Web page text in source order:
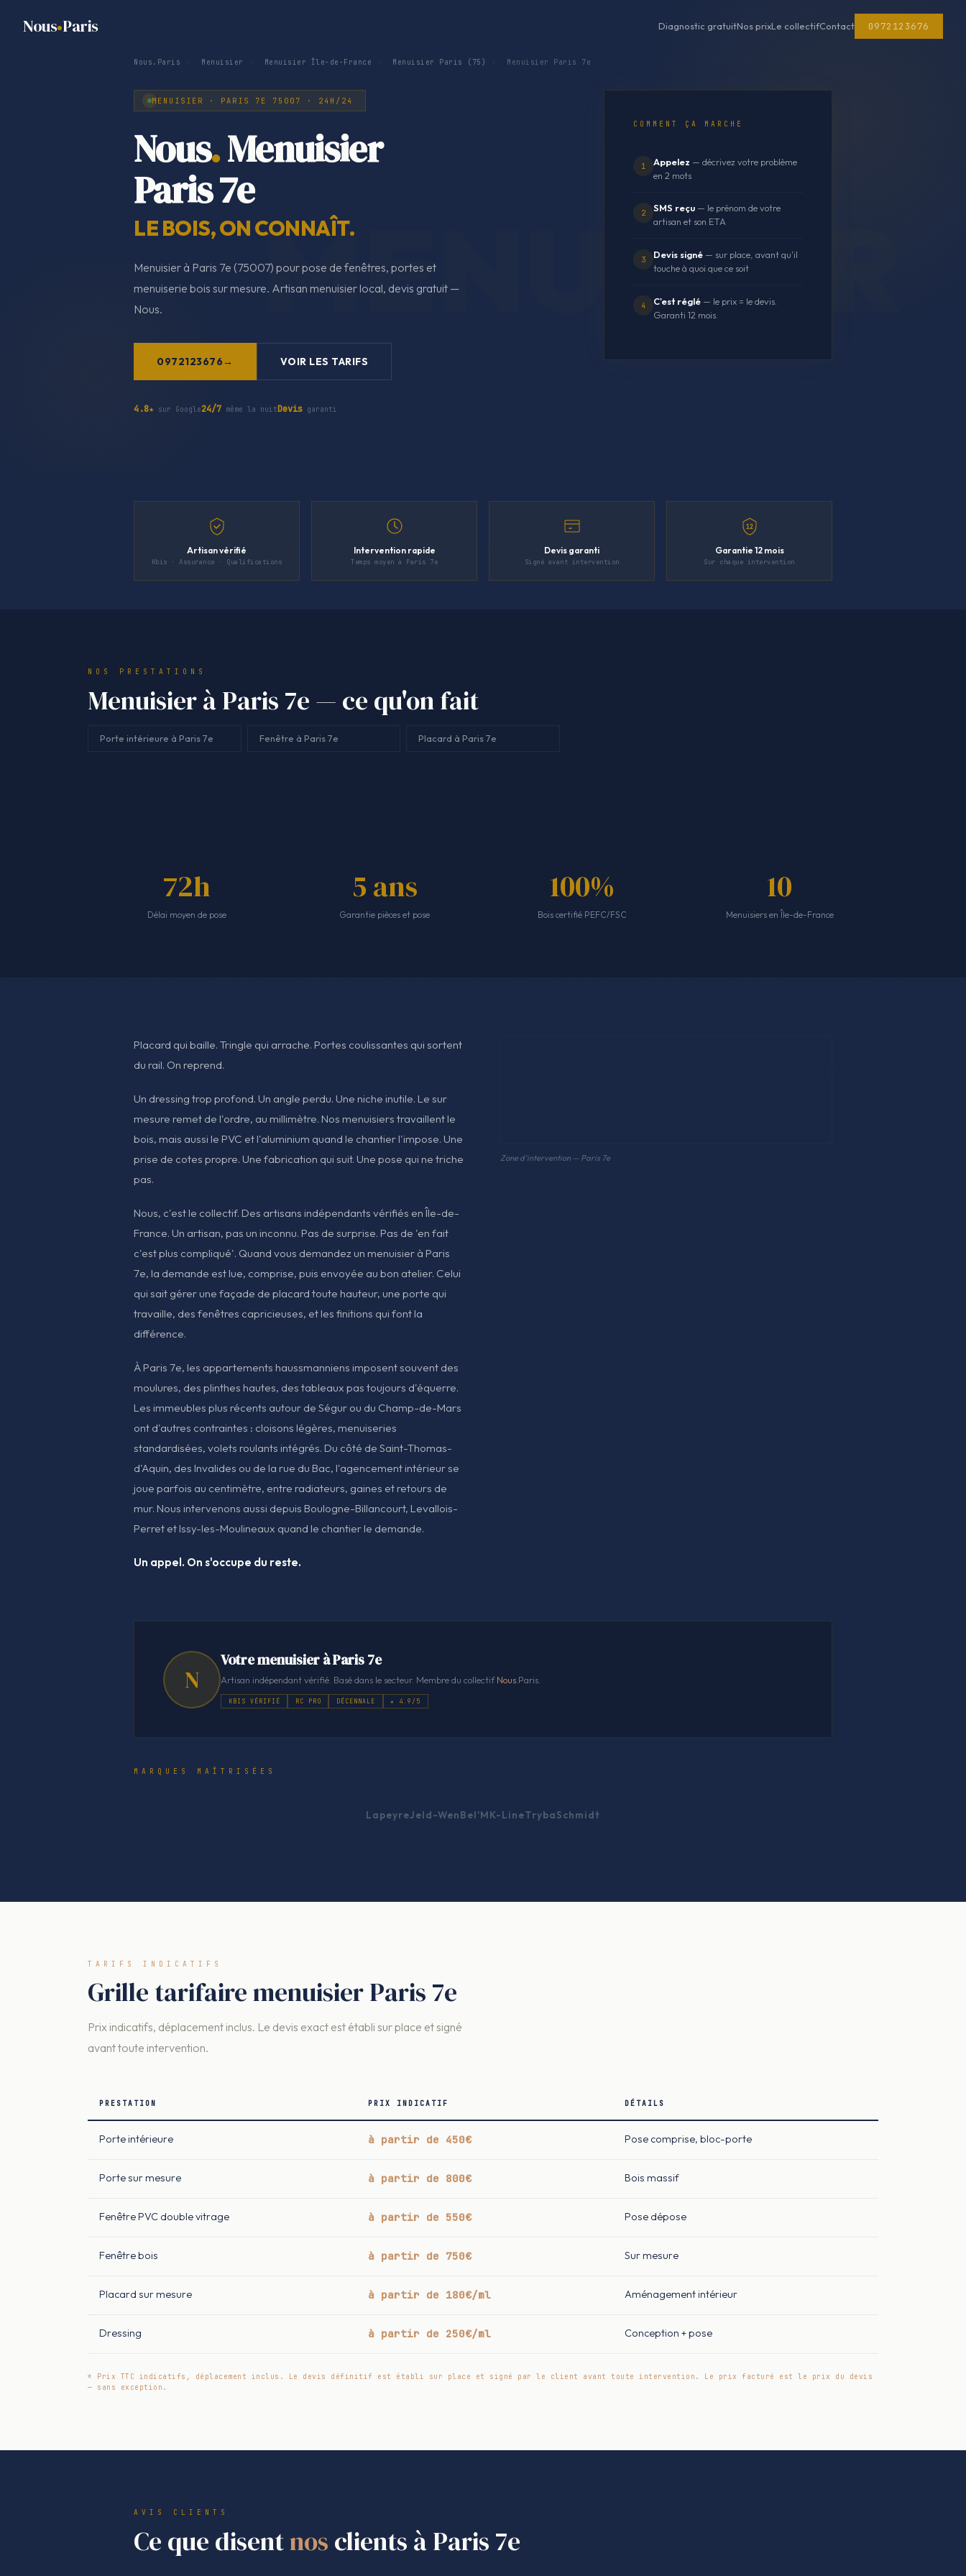
Nous Paris Diagnostic gratuitNos prixLe collectifContact 0972123676
Nous.Paris Menuisier Menuisier Île-de-France Menuisier Paris (75) Menuisier Paris 7e
MENUISIER · PARIS 7E 75007 · 24H/24
Nous.Menuisier
Paris 7e
LE BOIS, ON CONNAÎT.
Menuisier à Paris 7e (75007) pour pose de fenêtres, portes et
menuiserie bois sur mesure. Artisan menuisier local, devis gratuit —
Nous.
0972123676 VOIR LES TARIFS
4.8★ sur Google24/7 même la nuitDevis garanti
COMMENT ÇA MARCHE
1 Appelez — décrivez votre problème
en 2 mots
2 SMS reçu — le prénom de votre
artisan et son ETA
3 Devis signé — sur place, avant qu'il
touche à quoi que ce soit
4 C'est réglé — le prix = le devis.
Garanti 12 mois.
Artisan vérifié
Kbis · Assurance · Qualifications
Intervention rapide
Temps moyen à Paris 7e
Devis garanti
Signé avant intervention
12
Garantie 12 mois
Sur chaque intervention
NOS PRESTATIONS
Menuisier à Paris 7e — ce qu'on fait
Porte intérieure à Paris 7e Fenêtre à Paris 7e Placard à Paris 7e
72h
Délai moyen de pose
5 ans
Garantie pièces et pose
100%
Bois certifié PEFC/FSC
10
Menuisiers en Île-de-France
Placard qui baille. Tringle qui arrache. Portes coulissantes qui sortent
du rail. On reprend.
Un dressing trop profond. Un angle perdu. Une niche inutile. Le sur
mesure remet de l'ordre, au millimètre. Nos menuisiers travaillent le
bois, mais aussi le PVC et l'aluminium quand le chantier l'impose. Une
prise de cotes propre. Une fabrication qui suit. Une pose qui ne triche
pas.
Nous, c'est le collectif. Des artisans indépendants vérifiés en Île-de-
France. Un artisan, pas un inconnu. Pas de surprise. Pas de 'en fait
c'est plus compliqué'. Quand vous demandez un menuisier à Paris
7e, la demande est lue, comprise, puis envoyée au bon atelier. Celui
qui sait gérer une façade de placard toute hauteur, une porte qui
travaille, des fenêtres capricieuses, et les finitions qui font la
différence.
À Paris 7e, les appartements haussmanniens imposent souvent des
moulures, des plinthes hautes, des tableaux pas toujours d'équerre.
Les immeubles plus récents autour de Ségur ou du Champ-de-Mars
ont d'autres contraintes : cloisons légères, menuiseries
standardisées, volets roulants intégrés. Du côté de Saint-Thomas-
d'Aquin, des Invalides ou de la rue du Bac, l'agencement intérieur se
joue parfois au centimètre, entre radiateurs, gaines et retours de
mur. Nous intervenons aussi depuis Boulogne-Billancourt, Levallois-
Perret et Issy-les-Moulineaux quand le chantier le demande.
Un appel. On s'occupe du reste.
Zone d'intervention — Paris 7e
N
Votre menuisier à Paris 7e
Artisan indépendant vérifié. Basé dans le secteur. Membre du collectifNous.Paris.
KBIS VÉRIFIÉ RC PRO DÉCENNALE ★ 4.9/5
MARQUES MAÎTRISÉES
LapeyreJeld-WenBel'MK-LineTrybaSchmidt
TARIFS INDICATIFS
Grille tarifaire menuisier Paris 7e
Prix indicatifs, déplacement inclus. Le devis exact est établi sur place et signé
avant toute intervention.
PRESTATION PRIX INDICATIF DÉTAILS
Porte intérieure à partir de 450€ Pose comprise, bloc-porte
Porte sur mesure à partir de 800€ Bois massif
Fenêtre PVC double vitrage à partir de 550€ Pose dépose
Fenêtre bois à partir de 750€ Sur mesure
Placard sur mesure à partir de 180€/ml Aménagement intérieur
Dressing à partir de 250€/ml Conception + pose
* Prix TTC indicatifs, déplacement inclus. Le devis définitif est établi sur place et signé par le client avant toute intervention. Le prix facturé est le prix du devis
— sans exception.
AVIS CLIENTS
Ce que disentnos clients à Paris 7e